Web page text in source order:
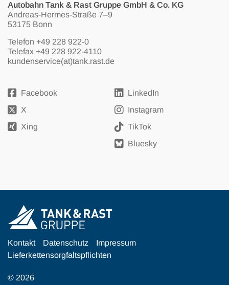
Autobahn Tank & Rast Gruppe GmbH & Co. KG
Andreas-Hermes-Straße 7–9
53175 Bonn
Telefon +49 228 922-0
Telefax +49 228 922-4110
kundenservice(at)tank.rast.de
Facebook
LinkedIn
X
Instagram
Xing
TikTok
Bluesky
Kontakt Datenschutz
Impressum
Lieferkettensorgfaltspflichten
© 2026